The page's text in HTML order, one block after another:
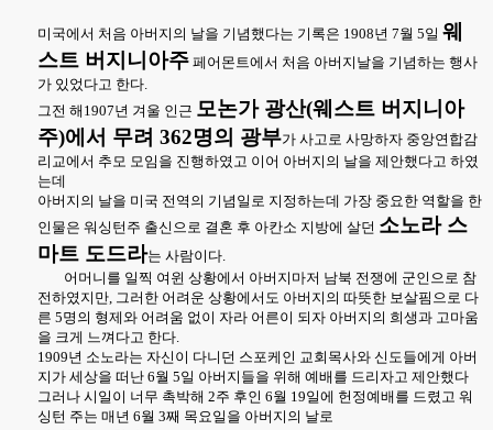
미국에서 처음 아버지의 날을 기념했다는 기록은 1908년 7월 5일 웨
스트 버지니아주 페어몬트에서 처음 아버지날을 기념하는 행사
가 있었다고 한다.
그전 해 1907년 겨울 인근 모논가 광산(웨스트 버지니아
주)에서 무려 362명의 광부가 사고로 사망하자 중앙연합감
리교에서 추모 모임을 진행하였고 이어 아버지의 날을 제안했다고 하였
는데
아버지의 날을 미국 전역의 기념일로 지정하는데 가장 중요한 역할을 한
인물은 워싱턴주 출신으로 결혼 후 아칸소 지방에 살던 소노라 스
마트 도드라는 사람이다.
어머니를 일찍 여윈 상황에서 아버지마저 남북 전쟁에 군인으로 참
전하였지만, 그러한 어려운 상황에서도 아버지의 따뜻한 보살핌으로 다
른 5명의 형제와 어려움 없이 자라 어른이 되자 아버지의 희생과 고마움
을 크게 느껴다고 한다.
1909년 소노라는 자신이 다니던 스포케인 교회목사와 신도들에게 아버
지가 세상을 떠난 6월 5일 아버지들을 위해 예배를 드리자고 제안했다
그러나 시일이 너무 촉박해 2주 후인 6월 19일에 헌정예배를 드렸고 워
싱턴 주는 매년 6월 3째 목요일을 아버지의 날로